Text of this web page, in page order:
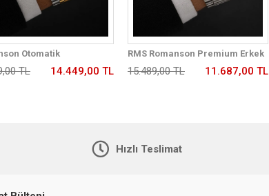
Otomatik
Premium Erkek
5 ATM Suya Dayanıklı 2
TL 14.449,00 TL
RMS Romanson Premium Erkek
Kol Saati Çelik Kordon 5 ATM Su
Geçirmez Kronometreli Kadran
15.489,00 TL 11.687,00 TL
Hızlı Teslimat